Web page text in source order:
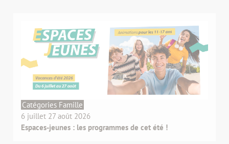
Catégories Famille
6 juillet 27 août 2026
Espaces-jeunes : les programmes de cet été !